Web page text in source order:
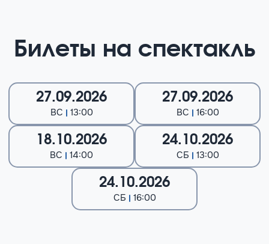
Билеты на спектакль
27.09.2026
ВС 13:00
27.09.2026
ВС 16:00
18.10.2026
ВС 14:00
24.10.2026
СБ 13:00
24.10.2026
СБ 16:00